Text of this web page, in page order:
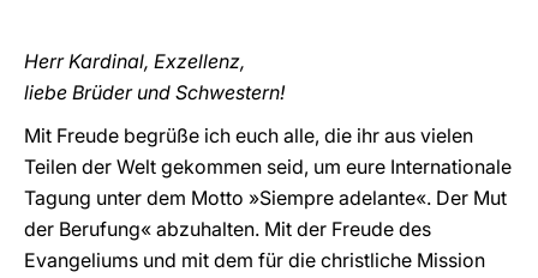
Herr Kardinal, Exzellenz,
liebe Brüder und Schwestern!
Mit Freude begrüße ich euch alle, die ihr aus vielen
Teilen der Welt gekommen seid, um eure Internationale
Tagung unter dem Motto »Siempre adelante«. Der Mut
der Berufung« abzuhalten. Mit der Freude des
Evangeliums und mit dem für die christliche Mission